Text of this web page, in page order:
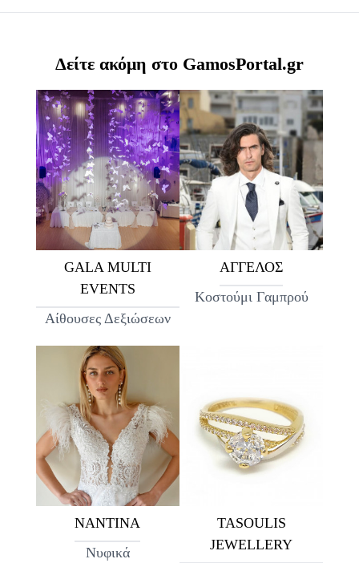
Δείτε ακόμη στο GamosPortal.gr
GALA MULTI
EVENTS
Αίθουσες Δεξιώσεων
ΑΓΓΕΛΟΣ
Κοστούμι Γαμπρού
ΝΑΝΤΙΝΑ
Νυφικά
TASOULIS
JEWELLERY